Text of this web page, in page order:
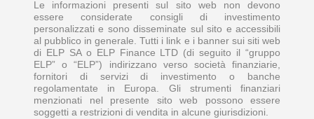
Le informazioni presenti sul sito web non devono
essere considerate consigli di investimento
personalizzati e sono disseminate sul sito e accessibili
al pubblico in generale. Tutti i link e i banner sui siti web
di ELP SA o ELP Finance LTD (di seguito il “gruppo
ELP” o “ELP”) indirizzano verso società finanziarie,
fornitori di servizi di investimento o banche
regolamentate in Europa. Gli strumenti finanziari
menzionati nel presente sito web possono essere
soggetti a restrizioni di vendita in alcune giurisdizioni.